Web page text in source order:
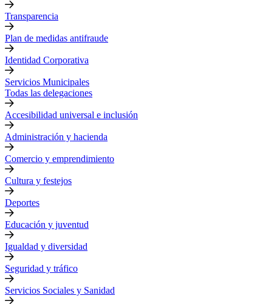
Transparencia
Plan de medidas antifraude
Identidad Corporativa
Servicios Municipales
Todas las delegaciones
Accesibilidad universal e inclusión
Administración y hacienda
Comercio y emprendimiento
Cultura y festejos
Deportes
Educación y juventud
Igualdad y diversidad
Seguridad y tráfico
Servicios Sociales y Sanidad